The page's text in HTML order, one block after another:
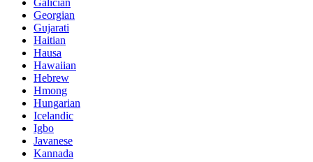
Galician
Georgian
Gujarati
Haitian
Hausa
Hawaiian
Hebrew
Hmong
Hungarian
Icelandic
Igbo
Javanese
Kannada